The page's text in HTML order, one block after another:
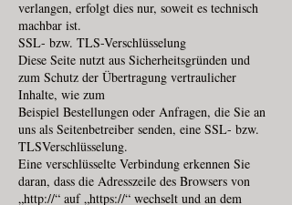
verlangen, erfolgt dies nur, soweit es technisch
machbar ist.
SSL- bzw. TLS-Verschlüsselung
Diese Seite nutzt aus Sicherheitsgründen und
zum Schutz der Übertragung vertraulicher
Inhalte, wie zum
Beispiel Bestellungen oder Anfragen, die Sie an
uns als Seitenbetreiber senden, eine SSL- bzw.
TLSVerschlüsselung.
Eine verschlüsselte Verbindung erkennen Sie
daran, dass die Adresszeile des Browsers von
„http://“ auf „https://“ wechselt und an dem